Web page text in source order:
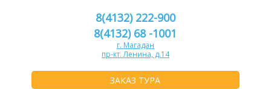
ЗАКАЗ ТУРА
8(4132) 222-900
8(4132) 68 -1001
г. Магадан
пр-кт. Ленина, д.14